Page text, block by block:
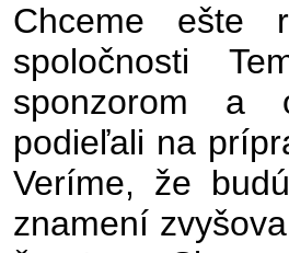
Chceme ešte
spoločnosti
sponzorom a
podieľali na
Veríme, že
znamení